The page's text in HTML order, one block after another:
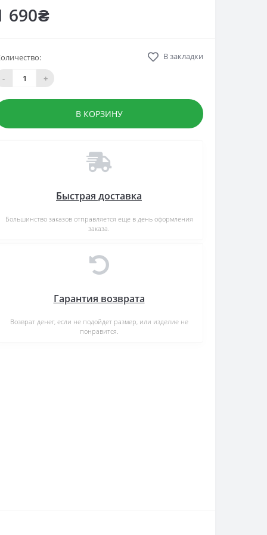
690₴
-
+
В закладки
В КОРЗИНУ
Быстрая доставка
Большинство заказов отправляется еще в день оформления
заказа.
Гарантия возврата
Возврат денег, если не подойдет размер, или изделие не
понравится.